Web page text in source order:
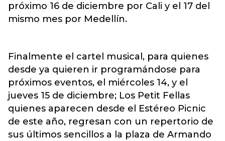
próximo 16 de diciembre por Cali y el 17 del
mismo mes por Medellín.
Finalmente el cartel musical, para quienes
desde ya quieren ir programándose para
próximos eventos, el miércoles 14, y el
jueves 15 de diciembre; Los Petit Fellas
quienes aparecen desde el Estéreo Picnic
de este año, regresan con un repertorio de
sus últimos sencillos a la plaza de Armando